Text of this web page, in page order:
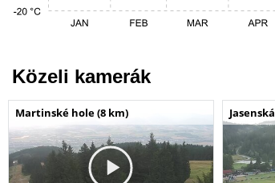
Közeli kamerák
Martinské hole (8 km)